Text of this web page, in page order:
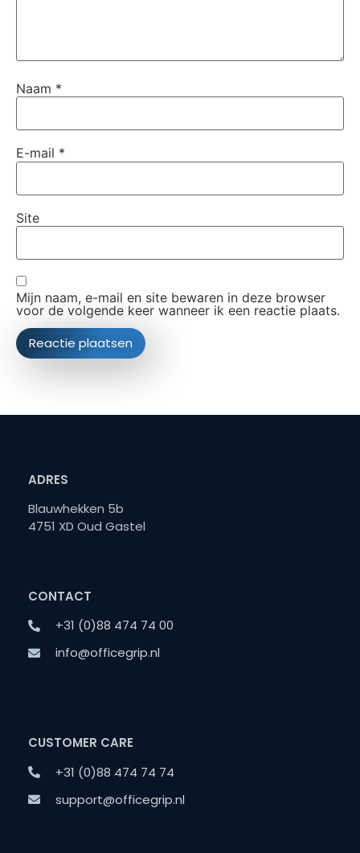
Naam *
E-mail *
Site
Mijn naam, e-mail en site bewaren in deze browser
voor de volgende keer wanneer ik een reactie plaats.
ADRES
Blauwhekken 5b
4751 XD Oud Gastel
CONTACT
+31 (0)88 474 74 00
info@officegrip.nl
CUSTOMER CARE
+31 (0)88 474 74 74
support@officegrip.nl